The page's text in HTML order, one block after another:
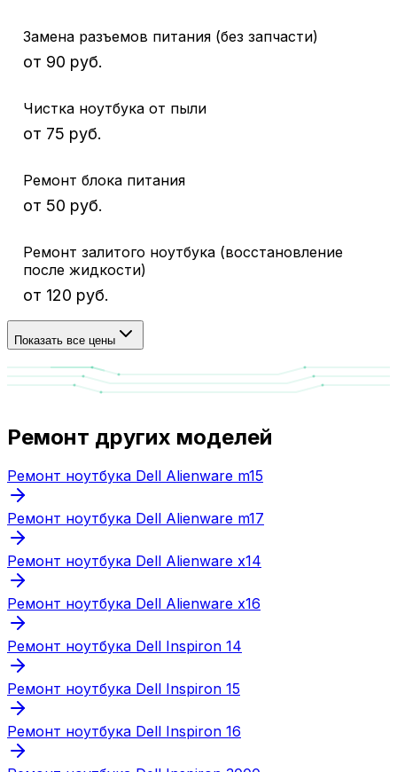
Замена разъемов питания (без запчасти)
от 90 руб.
Чистка ноутбука от пыли
от 75 руб.
Ремонт блока питания
от 50 руб.
Ремонт залитого ноутбука (восстановление
после жидкости)
от 120 руб.
Показать все цены
Ремонт других моделей
Ремонт ноутбука Dell Alienware m15
Ремонт ноутбука Dell Alienware m17
Ремонт ноутбука Dell Alienware x14
Ремонт ноутбука Dell Alienware x16
Ремонт ноутбука Dell Inspiron 14
Ремонт ноутбука Dell Inspiron 15
Ремонт ноутбука Dell Inspiron 16